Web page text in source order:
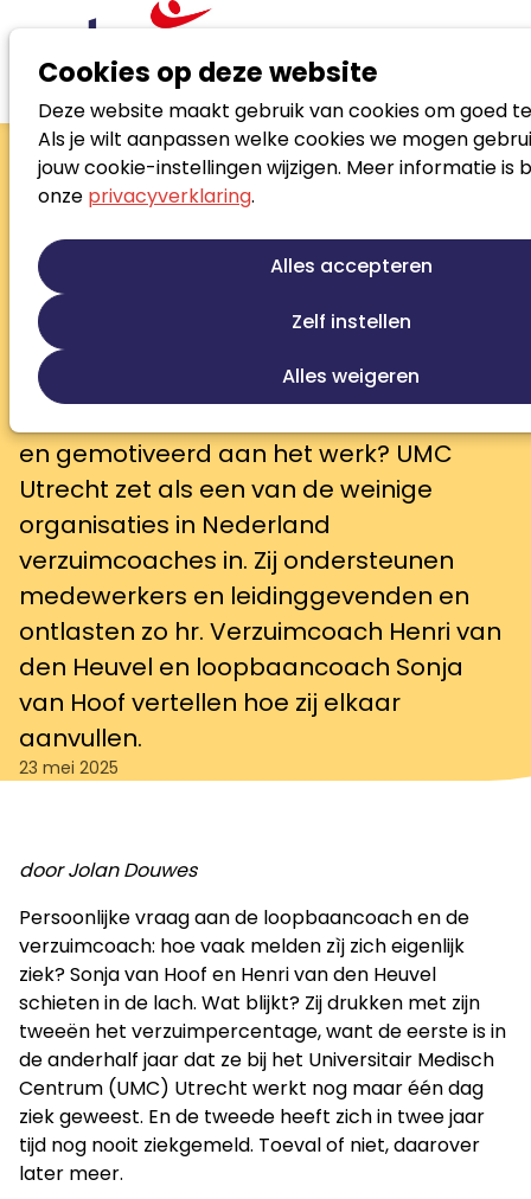
Cookies op deze website
Deze website maakt gebruik van cookies om goed
Als je wilt aanpassen welke cookies we mogen
jouw cookie-instellingen wijzigen. Meer informatie is
onze privacyverklaring.
Alles accepteren
Zelf instellen
Alles weigeren
Nieuws
Verzuimcoach en loopbaancoach trekken samen op bij
UMC Utrecht
Verzuimcoach en
loopbaancoach trekken
samen op bij UMC
Utrecht
Hoe houd je ruim 12.000 medewerkers
en gemotiveerd aan het werk? UMC
Utrecht zet als een van de weinige
organisaties in Nederland
verzuimcoaches in. Zij ondersteunen
medewerkers en leidinggevenden en
ontlasten zo hr. Verzuimcoach Henri van
den Heuvel en loopbaancoach Sonja
van Hoof vertellen hoe zij elkaar
aanvullen.
23 mei 2025
door Jolan Douwes
Persoonlijke vraag aan de loopbaancoach en de
verzuimcoach: hoe vaak melden zìj zich eigenlijk
ziek? Sonja van Hoof en Henri van den Heuvel
schieten in de lach. Wat blijkt? Zij drukken met zijn
tweeën het verzuimpercentage, want de eerste is in
de anderhalf jaar dat ze bij het Universitair Medisch
Centrum (UMC) Utrecht werkt nog maar één dag
ziek geweest. En de tweede heeft zich in twee jaar
tijd nog nooit ziekgemeld. Toeval of niet, daarover
later meer.